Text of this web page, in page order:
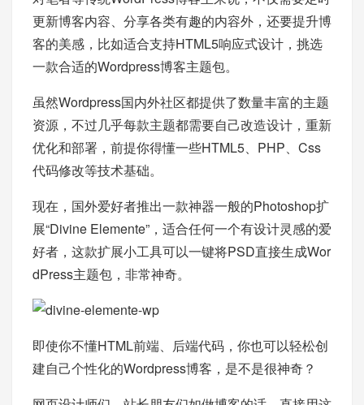
更新博客内容、分享各类有趣的内容外，还要提升博
客的美感，比如适合支持HTML5响应式设计，挑选
一款合适的Wordpress博客主题包。
虽然Wordpress国内外社区都提供了数量丰富的主题
资源，不过几乎每款主题都需要自己改造设计，重新
优化和部署，前提你得懂一些HTML5、PHP、Css
代码修改等技术基础。
现在，国外爱好者推出一款神器一般的Photoshop扩
展“Divine Elemente”，适合任何一个有设计灵感的爱
好者，这款扩展小工具可以一键将PSD直接生成Wor
dPress主题包，非常神奇。
即使你不懂HTML前端、后端代码，你也可以轻松创
建自己个性化的Wordpress博客，是不是很神奇？